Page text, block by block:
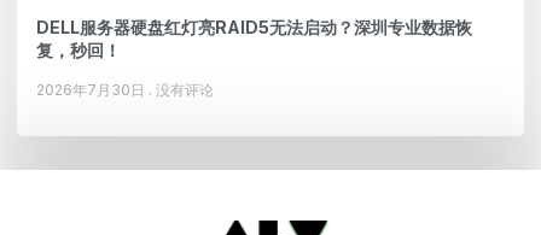
DELL服务器硬盘红灯亮RAID5无法启动？深圳专业数据恢
复，秒回！
2026年7月30日 没有评论